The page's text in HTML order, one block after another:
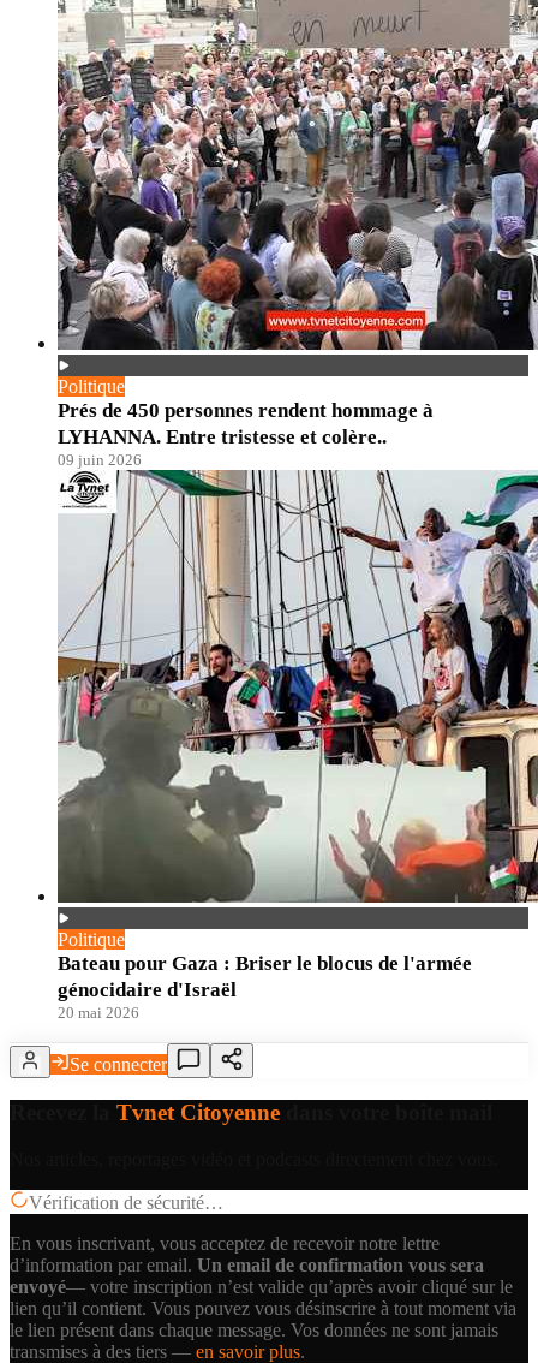
Politique
Prés de 450 personnes rendent hommage à
LYHANNA. Entre tristesse et colère..
09 juin 2026
Politique
Bateau pour Gaza : Briser le blocus de l'armée
génocidaire d'Israël
20 mai 2026
Se connecter
Tvnet Citoyenne
Vérification de sécurité…
En vous inscrivant, vous acceptez de recevoir notre lettre
d’information par email. Un email de confirmation vous sera
envoyé— votre inscription n’est valide qu’après avoir cliqué sur le
lien qu’il contient. Vous pouvez vous désinscrire à tout moment via
le lien présent dans chaque message. Vos données ne sont jamais
transmises à des tiers — en savoir plus.